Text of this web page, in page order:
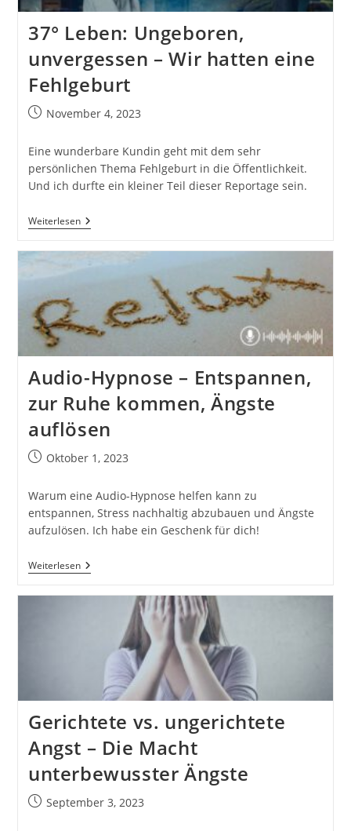
37° Leben: Ungeboren,
unvergessen – Wir hatten eine
Fehlgeburt
BeitragNovember 4, 2023
Eine wunderbare Kundin geht mit dem sehr
persönlichen Thema Fehlgeburt in die Öffentlichkeit.
Und ich durfte ein kleiner Teil dieser Reportage sein.
Weiterlesen37°
Leben:
Wir
Eine
Fehlgeburt
Audio-Hypnose – Entspannen,
zur Ruhe kommen, Ängste
auflösen
BeitragOktober 1, 2023
Warum eine Audio-Hypnose helfen kann zu
entspannen, Stress nachhaltig abzubauen und Ängste
aufzulösen. Ich habe ein Geschenk für dich!
WeiterlesenAudio-
Hypnose
Entspannen,
Kommen,
Ängste
Gerichtete vs. ungerichtete
Angst – Die Macht
unterbewusster Ängste
BeitragSeptember 3, 2023